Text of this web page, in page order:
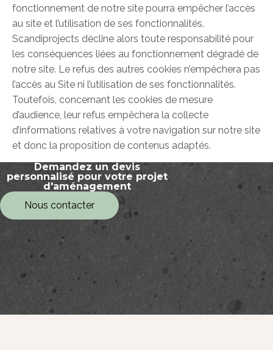
fonctionnement de notre site pourra empêcher l’accès
au site et l’utilisation de ses fonctionnalités.
Scandiprojects décline alors toute responsabilité pour
les conséquences liées au fonctionnement dégradé de
notre site. Le refus des autres cookies n’empêchera pas
l’accès au Site ni l’utilisation de ses fonctionnalités.
Toutefois, concernant les cookies de mesure
d’audience, leur refus empêchera la collecte
d’informations relatives à votre navigation sur notre site
et donc la proposition de contenus adaptés.
Demandez un devis
personnalisé pour votre projet
d'aménagement
Nous contacter